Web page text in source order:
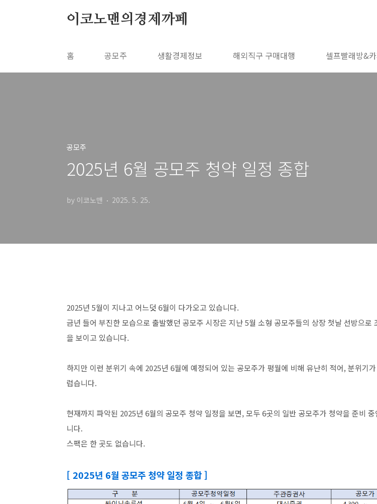
이코노맨의경제까페
홈 공모주 생활경제정보 해외직구 구매대행 셀프빨래방&
공모주
2025년 6월 공모주 청약 일정 종합
by 이코노맨 2025. 5. 25.
2025년 5월이 지나고 어느덧 6월이 다가오고 있습니다.
금년 들어 부진한 모습으로 출발했던 공모주 시장은 지난 5월 소형 공모주들의 상장 첫날 선방으로
을 보이고 있습니다.
하지만 이런 분위기 속에 2025년 6월에 예정되어 있는 공모주가 평월에 비해 유난히 적어, 분위기
럽습니다.
현재까지 파악된 2025년 6월의 공모주 청약 일정을 보면, 모두 6곳의 일반 공모주가 청약을 준비
니다.
스팩은 한 곳도 없습니다.
[ 2025년 6월 공모주 청약 일정 종합 ]